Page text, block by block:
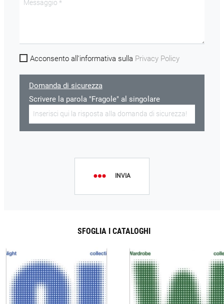
SFOGLIA I CATALOGHI
Acconsento all'informativa sulla Privacy Policy
Domanda di sicurezza
Scrivere la parola "Fragole" al singolare
INVIA